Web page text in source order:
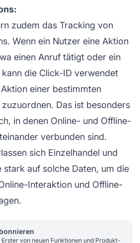
zudem das Tracking von
Wenn ein Nutzer eine Aktion
einen Anruf tätigt oder ein
die Click-ID verwendet
einer bestimmten
Das ist besonders
in denen Online- und Offline-
verbunden sind.
sich Einzelhandel und
stark auf solche Daten, um die
Interaktion und Offline-
Erster von neuen Funktionen und Produkt-